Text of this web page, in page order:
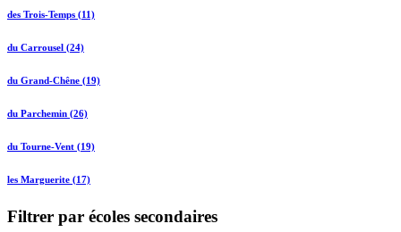
des Trois-Temps (11)
du Carrousel (24)
du Grand-Chêne (19)
du Parchemin (26)
du Tourne-Vent (19)
les Marguerite (17)
Filtrer par écoles secondaires